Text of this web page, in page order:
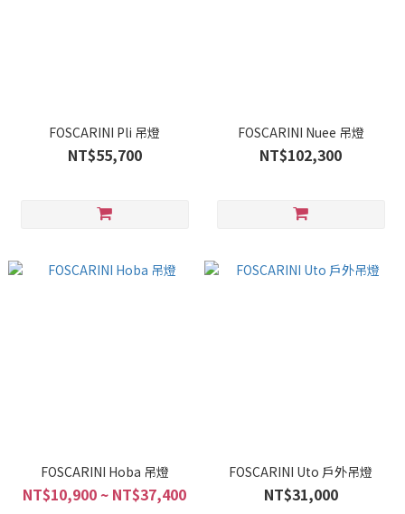
FOSCARINI Pli 吊燈
NT$55,700
FOSCARINI Nuee 吊燈
NT$102,300
FOSCARINI Hoba 吊燈
NT$10,900 ~ NT$37,400
FOSCARINI Uto 戶外吊燈
NT$31,000